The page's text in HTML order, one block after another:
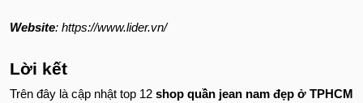
Website: https://www.lider.vn/
Lời kết
Trên đây là cập nhật top 12 shop quần jean nam đẹp ở TPHCM